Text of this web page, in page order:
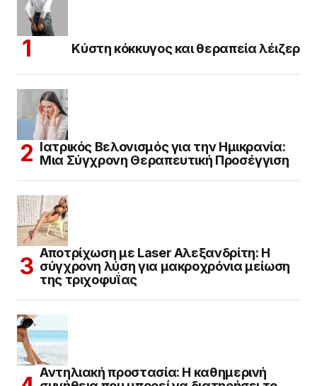
Κύστη κόκκυγος και θεραπεία λέιζερ
Ιατρικός Βελονισμός για την Ημικρανία:
Μια Σύγχρονη Θεραπευτική Προσέγγιση
Αποτρίχωση με Laser Αλεξανδρίτη: Η
σύγχρονη λύση για μακροχρόνια μείωση
της τριχοφυΐας
Αντηλιακή προστασία: Η καθημερινή